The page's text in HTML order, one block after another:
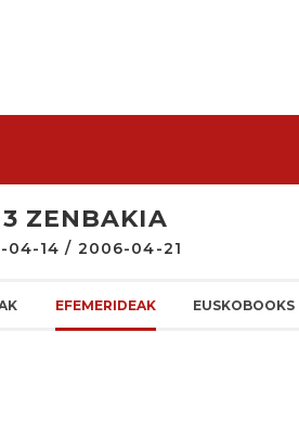
ZENBAKIA
04-14 / 2006-04-21
EFEMERIDEAK EUSKOBOOKS